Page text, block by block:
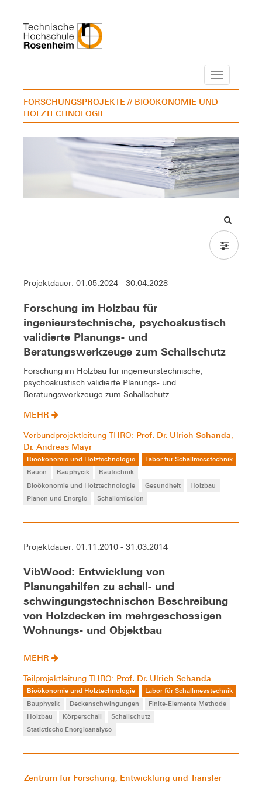
Navigation
FORSCHUNGSPROJEKTE // BIOÖKONOMIE UND
HOLZTECHNOLOGIE
Projektdauer: 01.05.2024 - 30.04.2028
Forschung im Holzbau für
ingenieurstechnische, psychoakustisch
validierte Planungs- und
Beratungswerkzeuge zum Schallschutz
Forschung im Holzbau für ingenieurstechnische,
psychoakustisch validierte Planungs- und
Beratungswerkzeuge zum Schallschutz
MEHR
Verbundprojektleitung THRO: Prof. Dr. Ulrich Schanda,
Dr. Andreas Mayr
Bioökonomie und Holztechnologie
Labor für Schallmesstechnik
Bauen
Bauphysik
Bautechnik
Bioökonomie und Holztechnologie
Gesundheit
Holzbau
Planen und Energie
Schallemission
Projektdauer: 01.11.2010 - 31.03.2014
VibWood: Entwicklung von
Planungshilfen zu schall- und
schwingungstechnischen Beschreibung
von Holzdecken im mehrgeschossigen
Wohnungs- und Objektbau
MEHR
Teilprojektleitung THRO: Prof. Dr. Ulrich Schanda
Bioökonomie und Holztechnologie
Labor für Schallmesstechnik
Bauphysik
Deckenschwingungen
Finite-Elemente Methode
Holzbau
Körperschall
Schallschutz
Statistische Energieanalyse
Zentrum für Forschung, Entwicklung und Transfer